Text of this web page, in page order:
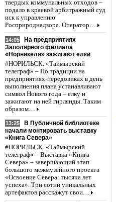
твердых коммунальных отходов –
подало в краевой арбитражный суд
иск к управлению
Росприроднадзора. Оператор…
14:05
На предприятиях
Заполярного филиала
«Норникеля» зажигают елки
#НОРИЛЬСК. «Таймырский
телеграф» – По традиции на
предприятиях-передовиках в день
выполнения плана устанавливают
символ Нового года – елку и
зажигают на ней гирлянды. Таким
образом…
13:25
В Публичной библиотеке
начали монтировать выставку
«Книга Севера»
#НОРИЛЬСК. «Таймырский
телеграф» – Выставка «Книга
Севера» – завершающий этап
большого межмузейного проекта
«Освоение Севера: тысяча лет
успеха». Три сотни уникальных
артефактов расскажут свои…